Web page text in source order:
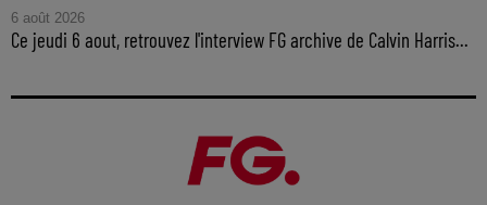
6 août 2026
Ce jeudi 6 aout, retrouvez l'interview FG archive de Calvin Harris...